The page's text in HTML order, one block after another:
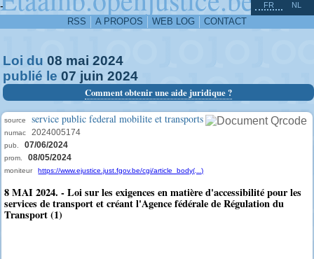
-
RSS A PROPOS WEB LOG CONTACT
FR NL
Loi du 08 mai 2024
publié le 07 juin 2024
Comment obtenir une aide juridique ?
source service public federal mobilite et transports
numac 2024005174
pub. 07/06/2024
prom. 08/05/2024
moniteur https://www.ejustice.just.fgov.be/cgi/article_body(...)
8 MAI 2024. - Loi sur les exigences en matière d'accessibilité pour les
services de transport et créant l'Agence fédérale de Régulation du
Transport (1)
^